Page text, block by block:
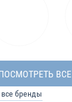
ВСЕ
бренды